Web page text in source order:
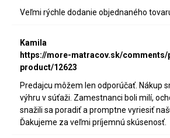
Veľmi rýchle dodanie objednaného tovaru
Kamila
https://more-matracov.sk/
product/12623
Predajcu môžem len odporúčať. Nákup
výhru v súťaži. Zamestnanci boli milí,
snažili sa poradiť a promptne vyriesiť
Ďakujeme za veľmi príjemnú skúsenosť.